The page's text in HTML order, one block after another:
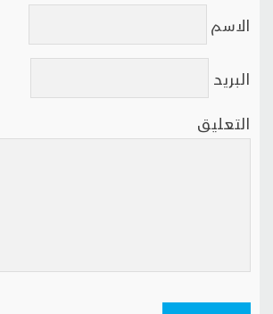
الاسم
البريد
التعليق